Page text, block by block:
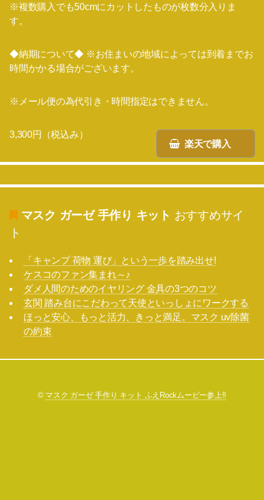
※複数購入でも50cmにカットしたものが枚数分入りま
す。
◆納期について◆ ※お住まいの地域によっては到着までお
時間かかる場合がございます。
※メール便の為代引き・時間指定はできません。
楽天で購入
3,300円（税込み）
マスク ガーゼ 手作り キット おすすめサイ
ト
「キャンプ 荷物 運び」という一歩を踏み出せ!
ケスコのファン集まれ～♪
ダメ人間のためのイヤリング 金具の3つのコツ
玄関 踏み台にこだわって天使といっしょにワークする
ほっと安心、もっと活力、きっと満足。マスク uv除菌
の約束
© マスク ガーゼ 手作り キット ふえRockムービー参上!!